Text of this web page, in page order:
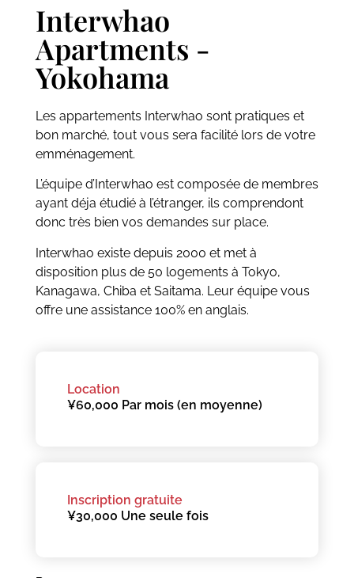
Interwhao
Apartments -
Yokohama
Les appartements Interwhao sont pratiques et
bon marché, tout vous sera facilité lors de votre
emménagement.
L’équipe d’Interwhao est composée de membres
ayant déja étudié à l’étranger, ils comprendont
donc très bien vos demandes sur place.
Interwhao existe depuis 2000 et met à
disposition plus de 50 logements à Tokyo,
Kanagawa, Chiba et Saitama. Leur équipe vous
offre une assistance 100% en anglais.
Location
¥60,000 Par mois (en moyenne)
Inscription gratuite
¥30,000 Une seule fois